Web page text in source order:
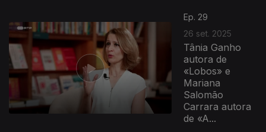
Ep. 29
26 set. 2025
Tânia Ganho
autora de
«Lobos» e
Mariana
Salomão
Carrara autora
de «A...